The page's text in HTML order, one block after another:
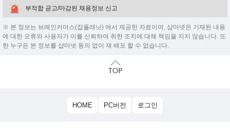
부적합 공고/마감된 채용정보 신고
※ 본 정보는 브레인커머스(잡플래닛) 에서 제공한 자료이며, 샵마넷은 기재된 내용
에 대한 오류와 사용자가 이를 신뢰하여 취한 조치에 대해 책임을 지지 않습니다. 또
한 누구든 본 정보를 샵마넷 동의 없이 재 배포 할 수 없습니다.
HOME PC버전 로그인